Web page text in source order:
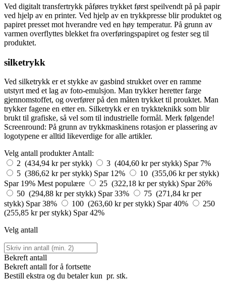
Ved digitalt transfertrykk påføres trykket først speilvendt på på papir
ved hjelp av en printer. Ved hjelp av en trykkpresse blir produktet og
papiret presset mot hverandre ved en høy temperatur. På grunn av
varmen overflyttes blekket fra overføringspapiret og fester seg til
produktet.
silketrykk
Ved silketrykk er et stykke av gasbind strukket over en ramme
utstyrt med et lag av foto-emulsjon. Man trykker heretter farge
gjennomstoffet, og overfører på den måten trykket til prouktet. Man
trykker fagene en etter en. Silketrykk er en trykkteknikk som blir
brukt til grafiske, så vel som til industrielle formål. Merk følgende!
Screenround: På grunn av trykkmaskinens rotasjon er plassering av
logotypene er alltid likeverdige for alle artikler.
Velg antall produkter Antall:
2 (434,94 kr per stykk)
3 (404,60 kr per stykk) Spar 7%
5 (386,62 kr per stykk) Spar 12%
10 (355,06 kr per stykk)
Spar 19% Mest populære 25 (322,18 kr per stykk) Spar 26%
50 (294,88 kr per stykk) Spar 33%
75 (271,84 kr per
stykk) Spar 38% 100 (263,60 kr per stykk) Spar 40%
250
(255,85 kr per stykk) Spar 42%
Velg antall
Bekreft antall
Bekreft antall for å fortsette
Bestill ekstra og du betaler kun pr. stk.